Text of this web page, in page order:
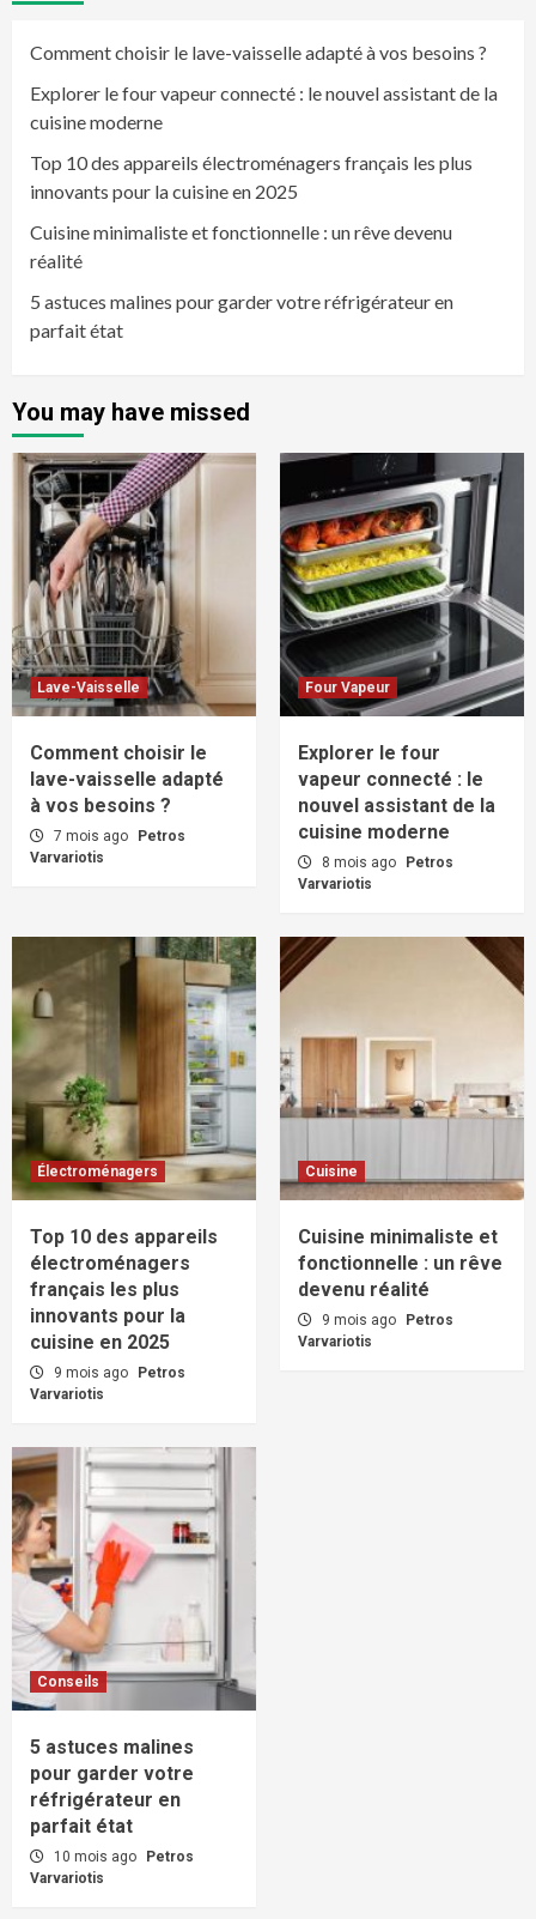
Comment choisir le lave-vaisselle adapté à vos besoins ?
Explorer le four vapeur connecté : le nouvel assistant de la
cuisine moderne
Top 10 des appareils électroménagers français les plus
innovants pour la cuisine en 2025
Cuisine minimaliste et fonctionnelle : un rêve devenu
réalité
5 astuces malines pour garder votre réfrigérateur en
parfait état
You may have missed
Lave-Vaisselle
Comment choisir le
lave-vaisselle adapté
à vos besoins ?
7 mois ago
Petros
Varvariotis
Four Vapeur
Explorer le four
vapeur connecté : le
nouvel assistant de la
cuisine moderne
8 mois ago
Petros
Varvariotis
Électroménagers
Top 10 des appareils
électroménagers
français les plus
innovants pour la
cuisine en 2025
9 mois ago
Petros
Varvariotis
Cuisine
Cuisine minimaliste et
fonctionnelle : un rêve
devenu réalité
9 mois ago
Petros
Varvariotis
Conseils
5 astuces malines
pour garder votre
réfrigérateur en
parfait état
10 mois ago
Petros
Varvariotis